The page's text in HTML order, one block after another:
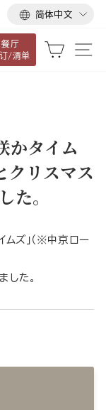
语
言
简体中文
餐厅
/清单
大车
かタイム
クリスマス
た。
ズ」（※中京ロー
した。